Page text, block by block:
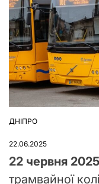
ОПУБЛІКУВАТИ
ДНІПРО
22.06.2025
22 червня
трамвайної